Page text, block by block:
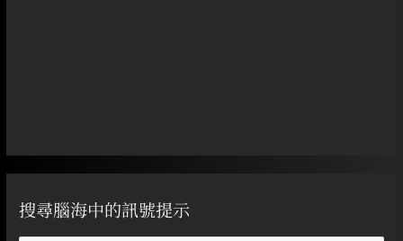
搜尋腦海中的訊號提示